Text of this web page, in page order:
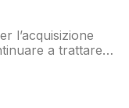
l’acquisizione
a trattare
un’altra cordata